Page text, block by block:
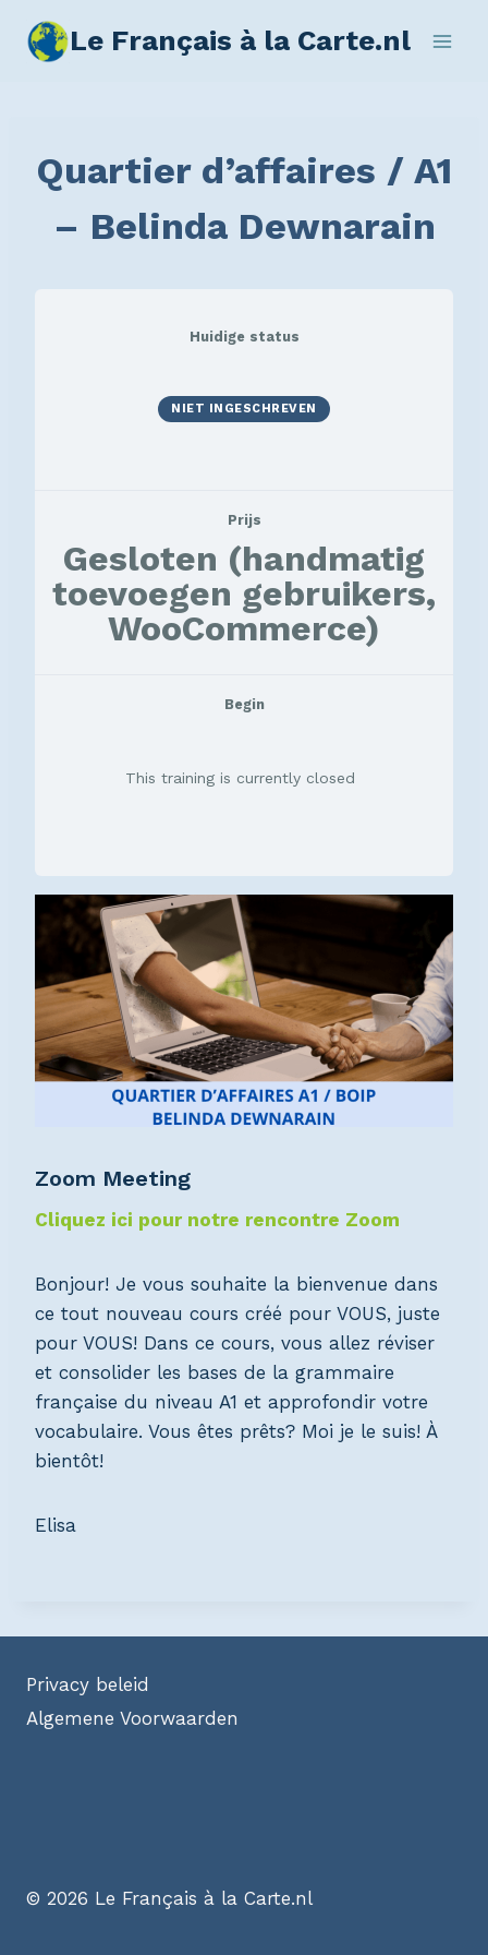
Le Français à la Carte.nl
Quartier d’affaires / A1
– Belinda Dewnarain
Huidige status
NIET INGESCHREVEN
Prijs
Gesloten (handmatig
toevoegen gebruikers,
WooCommerce)
Begin
This training is currently closed
Zoom Meeting
Cliquez ici pour notre rencontre Zoom
Bonjour! Je vous souhaite la bienvenue dans
ce tout nouveau cours créé pour VOUS, juste
pour VOUS! Dans ce cours, vous allez réviser
et consolider les bases de la grammaire
française du niveau A1 et approfondir votre
vocabulaire. Vous êtes prêts? Moi je le suis! À
bientôt!
Elisa
Privacy beleid
Algemene Voorwaarden
© 2026 Le Français à la Carte.nl